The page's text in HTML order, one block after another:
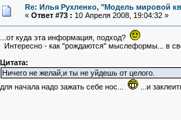
Re: Илья Рухленко, "Модель мировой
« Ответ #73 : 10 Апреля 2008, 19:04:32 »
...от куда эта информация, подход?
Интересно - как "рождаются" мыслеформы... в
Цитата:
Ничего не желай,и ты не уйдешь от целого.
для начала надо зажать себе нос...
...и